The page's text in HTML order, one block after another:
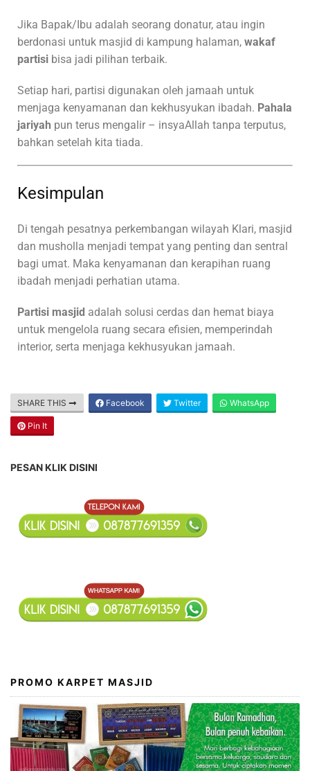
Jika Bapak/Ibu adalah seorang donatur, atau ingin
berdonasi untuk masjid di kampung halaman, wakaf
partisi bisa jadi pilihan terbaik.
Setiap hari, partisi digunakan oleh jamaah untuk
menjaga kenyamanan dan kekhusyukan ibadah. Pahala
jariyah pun terus mengalir – insyaAllah tanpa terputus,
bahkan setelah kita tiada.
Kesimpulan
Di tengah pesatnya perkembangan wilayah Klari, masjid
dan musholla menjadi tempat yang penting dan sentral
bagi umat. Maka kenyamanan dan kerapihan ruang
ibadah menjadi perhatian utama.
Partisi masjid adalah solusi cerdas dan hemat biaya
untuk mengelola ruang secara efisien, memperindah
interior, serta menjaga kekhusyukan jamaah.
SHARE THIS Facebook Twitter WhatsApp
Pin It
PESAN KLIK DISINI
PROMO KARPET MASJID